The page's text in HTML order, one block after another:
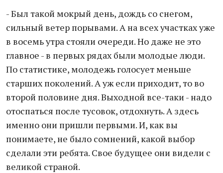
- Был такой мокрый день, дождь со снегом,
сильный ветер порывами. А на всех участках уже
в восемь утра стояли очереди. Но даже не это
главное - в первых рядах были молодые люди.
По статистике, молодежь голосует меньше
старших поколений. А уж если приходит, то во
второй половине дня. Выходной все-таки - надо
отоспаться после тусовок, отдохнуть. А здесь
именно они пришли первыми. И, как вы
понимаете, не было сомнений, какой выбор
сделали эти ребята. Свое будущее они видели с
великой страной.